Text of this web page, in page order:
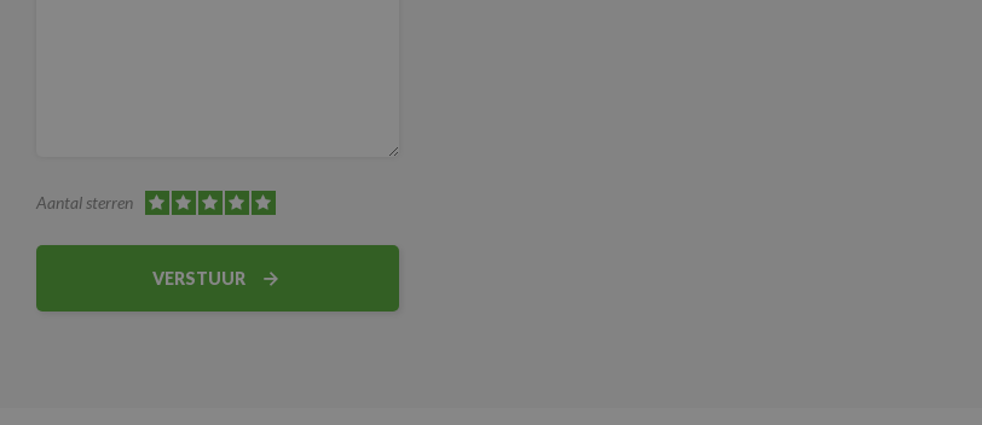
Aantal sterren
VERSTUUR